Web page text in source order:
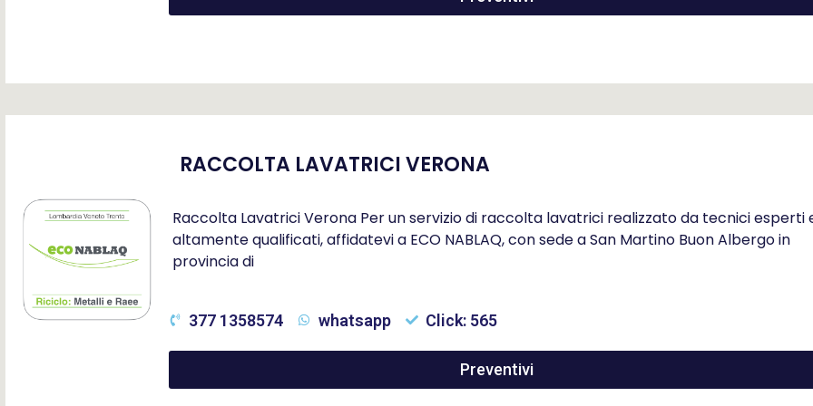
RACCOLTA LAVATRICI VERONA
Raccolta Lavatrici Verona Per un servizio di raccolta lavatrici realizzato da tecnici esperti
altamente qualificati, affidatevi a ECO NABLAQ, con sede a San Martino Buon Albergo in
provincia di
377 1358574 whatsapp Click: 565
Preventivi